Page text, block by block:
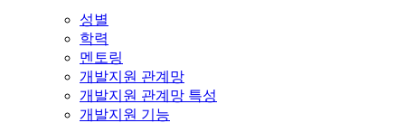
성별
학력
멘토링
개발지원 관계망
개발지원 관계망 특성
개발지원 기능